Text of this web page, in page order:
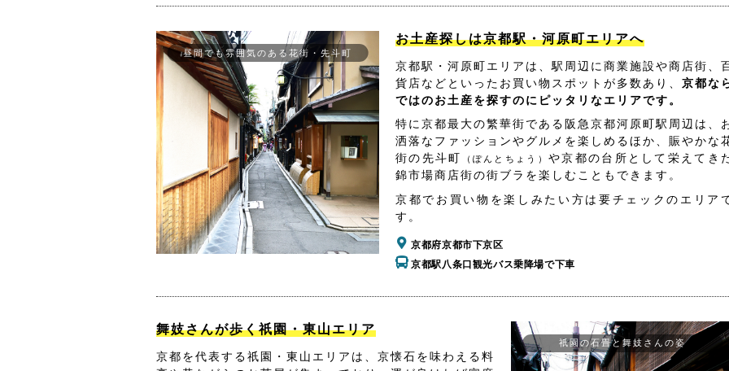
昼間でも雰囲気のある花街・先斗町
お土産探しは京都駅・河原町エリアへ
京都駅・河原町エリアは、駅周辺に商業施設や商店街、
貨店などといったお買い物スポットが多数あり、 京都な
ではのお土産を探すのにピッタリなエリアです。
特に京都最大の繁華街である阪急京都河原町駅周辺は、
洒落なファッションやグルメを楽しめるほか、賑やかな
街の先斗町
（ぽんとちょう）や京都の台所として栄えてき
錦市場商店街の街ブラを楽しむこともできます。
京都でお買い物を楽しみたい方は要チェックのエリア
す。
京都府京都市下京区
京都駅八条口観光バス乗降場で下車
舞妓さんが歩く祇園・東山エリア
京都を代表する祇園・東山エリアは、京懐石を味わえる料
祇園の石畳と舞妓さんの姿